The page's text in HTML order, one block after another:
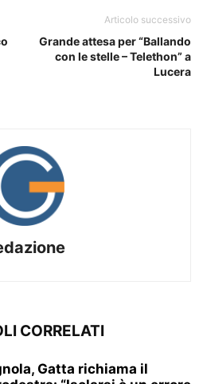
Articolo successivo
Grande attesa per “Ballando
con le stelle – Telethon” a
Lucera
CORRELATI
Gatta richiama il